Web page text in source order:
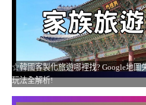
☆韓國客製化旅遊哪裡找? Google地圖
玩法全解析!